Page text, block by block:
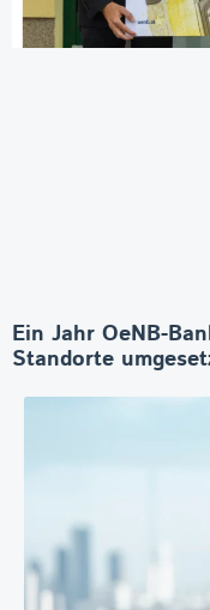
Ein Jahr OeNB-
Standorte